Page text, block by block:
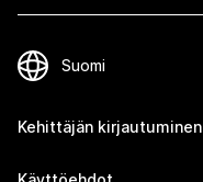
Kehittäjän kirjautuminen